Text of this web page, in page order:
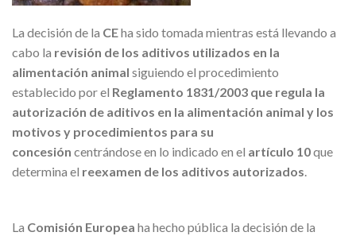
La decisión de la CEha sido tomada mientras está llevando a
cabo la revisión de los aditivos utilizados en la
alimentación animal siguiendo el procedimiento
establecido por el Reglamento 1831/2003 que regula la
autorización de aditivos en la alimentación animal y los
motivos y procedimientos para su
concesión centrándose en lo indicado en el artículo 10que
determina el reexamen de los aditivos autorizados
La Comisión Europea ha hecho pública la decisión de la